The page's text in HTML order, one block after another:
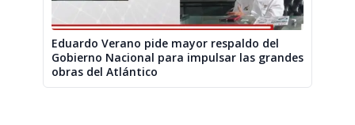
Eduardo Verano pide mayor respaldo del
Gobierno Nacional para impulsar las grandes
obras del Atlántico